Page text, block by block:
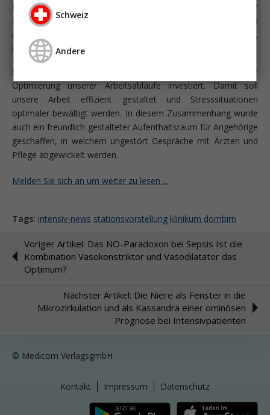
Momente mündeten für uns in die Frage: Wie bleibt unser
schwerkranker Patient, umgeben und begleitet von
modernster, notwendiger Technik ein eigenständiger,
individueller Mensch mit persönlicher Würde?
Sehr viel Zeit wurde auch in grundlegende Überlegungen zur
Optimierung unserer Arbeitsabläufe investiert. Damit soll
unsere Arbeit effizient gestaltet und Stresssituationen
optimaler bewältigt werden. In diesem Zusammenhang wurde
auch ein freundlich gestalteter Aufenthaltsraum für Angehörige
geschaffen, in welchem ungestört Gespräche mit Ärzten und
Pflege abgewickelt werden.
Melden Sie sich an um weiter zu lesen ...
Tags: intensiv-news stationsvorstellung klinikum dornbirn
Voriger Artikel: Das NO-Paradoxon bei Sepsis Ist die
Kombination Vasokonstriktor und Vasodilatator das
Optimum?
Nächster Artikel: Die Niere als Fenster in die
Mikrozirkulation und als Kassandra einer ominösen
Prognose bei Intensivpatienten
© Medicom VerlagsgmbH
Kontakt Impressum Datenschutz
Schweiz
Andere